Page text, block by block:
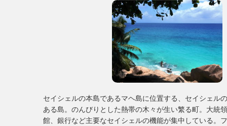
セイシェルの本島であるマヘ島に位置する、セイシェル
ある島。のんびりとした熱帯の木々が生い繁る町。大統
館、銀行など主要なセイシェルの機能が集中している。